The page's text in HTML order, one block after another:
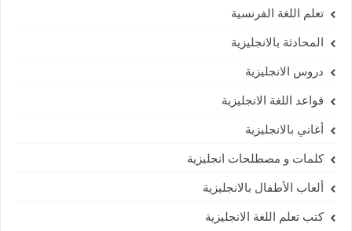
تعلم اللغة الفرنسية
المحادثة بالانجليزية
دروس الانجليزية
قواعد اللغة الانجليزية
أغاني بالانجليزية
كلمات و مصطلحات انجليزية
ألعاب الأطفال بالانجليزية
كتب تعلم اللغة الانجليزية